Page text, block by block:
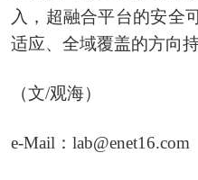
入，超融合平台的安全
适应、全域覆盖的方向持
（文/观海）
e-Mail：lab@enet16.com